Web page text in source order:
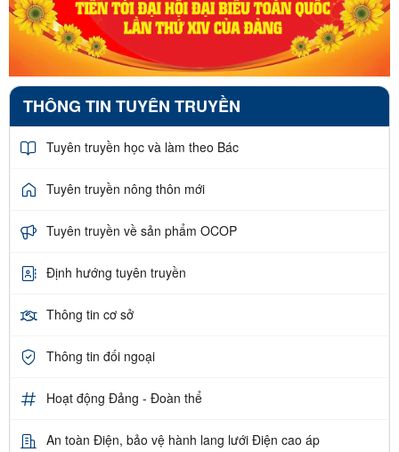
THÔNG TIN TUYÊN TRUYỀN
Tuyên truyền học và làm theo Bác
Tuyên truyền nông thôn mới
Tuyên truyền về sản phẩm OCOP
Định hướng tuyên truyền
Thông tin cơ sở
Thông tin đối ngoại
Hoạt động Đảng - Đoàn thể
An toàn Điện, bảo vệ hành lang lưới Điện cao áp